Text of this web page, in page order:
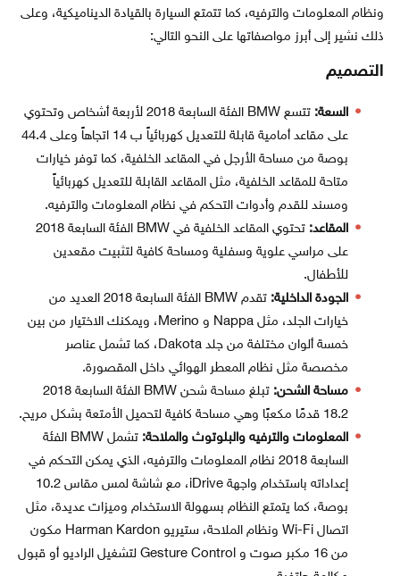
ونظام المعلومات والترفيه، كما تتمتع السيارة بالقيادة الديناميكية، وعلى
ذلك نشير إلى أبرز مواصفاتها على النحو التالي:
التصميم
السعة:
تتسع BMW الفئة السابعة 2018 لأربعة أشخاص وتحتوي
على مقاعد أمامية قابلة للتعديل كهربائياً ب 14 اتجاهاً وعلى 44.4
بوصة من مساحة الأرجل في المقاعد الخلفية، كما توفر خيارات
متاحة للمقاعد الخلفية، مثل المقاعد القابلة للتعديل كهربائياً
ومسند للقدم وأدوات التحكم في نظام المعلومات والترفيه.
المقاعد:
تحتوي المقاعد الخلفية في BMW الفئة السابعة 2018
على مراسي علوية وسفلية ومساحة كافية لتثبيت مقعدين
للأطفال.
الجودة الداخلية:
تقدم BMW الفئة السابعة 2018 العديد من
خيارات الجلد، مثل Nappa و Merino، ويمكنك الاختيار من بين
خمسة ألوان مختلفة من جلد Dakota، كما تشمل عناصر
مخصصة مثل نظام المعطر الهوائي داخل المقصورة.
مساحة الشحن:
تبلغ مساحة شحن BMW الفئة السابعة 2018
18.2 قدمًا مكعبًا وهي مساحة كافية لتحميل الأمتعة بشكل مريح.
المعلومات والترفيه والبلوتوث والملاحة:
تشمل BMW الفئة
السابعة 2018 نظام المعلومات والترفيه، الذي يمكن التحكم في
إعداداته باستخدام واجهة iDrive، مع شاشة لمس مقاس 10.2
بوصة، كما يتمتع النظام بسهولة الاستخدام وميزات عديدة، مثل
اتصال Wi-Fi ونظام الملاحة، ستيريو Harman Kardon مكون
من 16 مكبر صوت و Gesture Control لتشغيل الراديو أو قبول